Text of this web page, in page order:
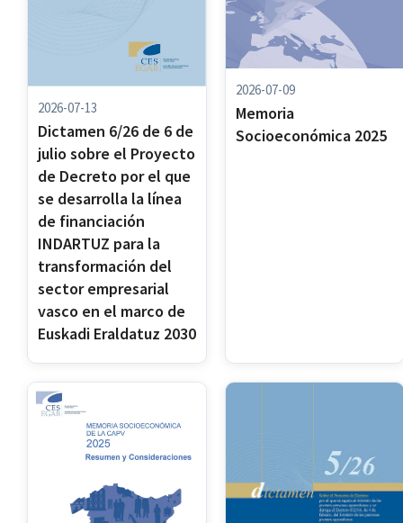
(9)
2024
2023
2022
(19)
2021
2020
2019
2018
2017
2016
2015
2014
2011
2010
(26)
(18)
2006
(10)
2026-07-13
Dictamen 6/26 de 6 de
julio sobre el Proyecto
de Decreto por el que
se desarrolla la línea
de financiación
INDARTUZ para la
transformación del
sector empresarial
vasco en el marco de
Euskadi Eraldatuz 2030
2026-07-09
Memoria
Socioeconómica 2025